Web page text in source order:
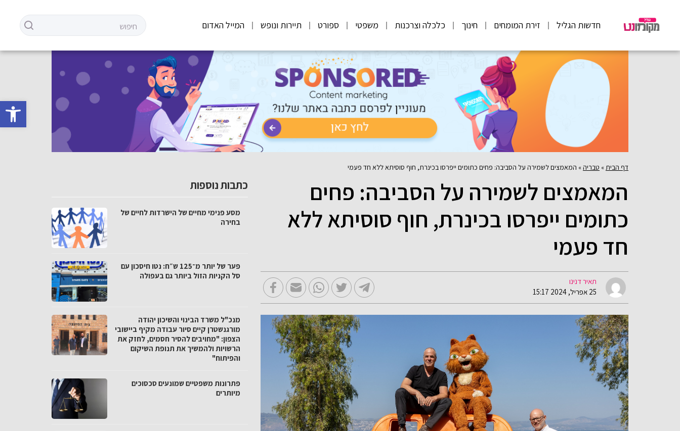
פתח
חדשות הגליל זירת המומחים חינוך כלכלה וצרכנות משפטי ספורט תיירות ונופש המייל האדום
דף הבית » טבריה» המאמצים לשמירה על הסביבה: פחים כתומים ייפרסו בכינרת, חוף סוסיתא ללא חד פעמי
המאמצים לשמירה על הסביבה: פחים
כתומים ייפרסו בכינרת, חוף סוסיתא ללא
חד פעמי
תאיר דנינו
25 אפריל, 2024 15:17
כתבות נוספות
מסע פנימי מחיים של הישרדות לחיים של
בחירה
פער של יותר מ־125 ש״ח: נטו חיסכון עם
סל הקניות הזול ביותר גם בעפולה
מנכ"ל משרד הבינוי והשיכון יהודה
מורגנשטרן קיים סיור עבודה מקיף ביישובי
הצפון: "מחויבים להסיר חסמים, לחזק את
הרשויות ולהמשיך את תנופת השיקום
והפיתוח"
פתרונות משפטיים שמונעים סכסוכים
מיותרים